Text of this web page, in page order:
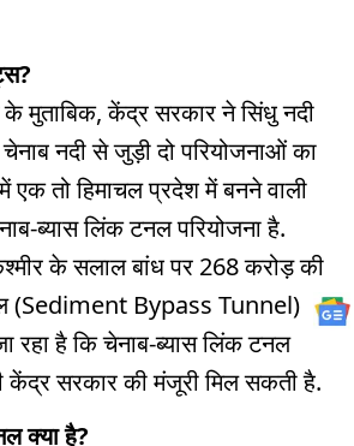
के मुताबिक, केंद्र सरकार ने सिंधु नदी
नदी से जुड़ी दो परियोजनाओं का
एक तो हिमाचल प्रदेश में बनने वाली
ब्यास लिंक टनल परियोजना है.
के सलाल बांध पर 268 करोड़ की
(Sediment Bypass Tunnel)
रहा है कि चेनाब-ब्यास लिंक टनल
केंद्र सरकार की मंजूरी मिल सकती है.
क्या है?